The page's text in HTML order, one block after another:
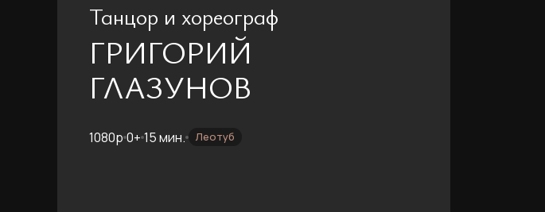
Танцор и хореограф
ГРИГОРИЙ
ГЛАЗУНОВ
1080p 0+ 15 мин. Леотуб